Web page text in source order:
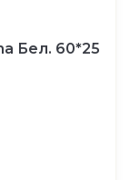
Бел. 60*25